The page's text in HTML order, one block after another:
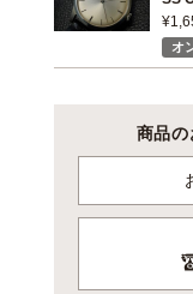
オ
商品